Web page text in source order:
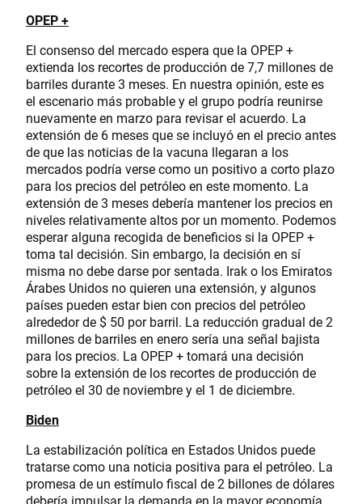
OPEP +
El consenso del mercado espera que la OPEP +
extienda los recortes de producción de 7,7 millones de
barriles durante 3 meses. En nuestra opinión, este es
el escenario más probable y el grupo podría reunirse
nuevamente en marzo para revisar el acuerdo. La
extensión de 6 meses que se incluyó en el precio antes
de que las noticias de la vacuna llegaran a los
mercados podría verse como un positivo a corto plazo
para los precios del petróleo en este momento. La
extensión de 3 meses debería mantener los precios en
niveles relativamente altos por un momento. Podemos
esperar alguna recogida de beneficios si la OPEP +
toma tal decisión. Sin embargo, la decisión en sí
misma no debe darse por sentada. Irak o los Emiratos
Árabes Unidos no quieren una extensión, y algunos
países pueden estar bien con precios del petróleo
alrededor de $ 50 por barril. La reducción gradual de 2
millones de barriles en enero sería una señal bajista
para los precios. La OPEP + tomará una decisión
sobre la extensión de los recortes de producción de
petróleo el 30 de noviembre y el 1 de diciembre.
Biden
La estabilización política en Estados Unidos puede
tratarse como una noticia positiva para el petróleo. La
promesa de un estímulo fiscal de 2 billones de dólares
debería impulsar la demanda en la mayor economía